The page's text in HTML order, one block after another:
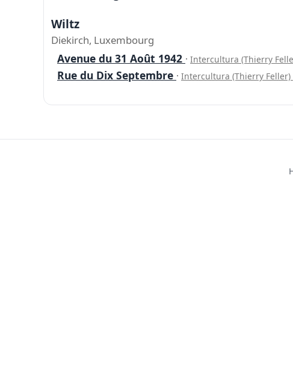
Wiltz
Diekirch, Luxembourg
Avenue du 31 Août 1942 · Intercultura (Thierry
Rue du Dix Septembre · Intercultura (Thierry Feller)